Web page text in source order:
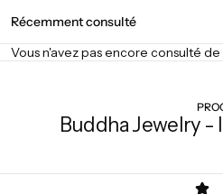
Récemment consulté
Vous n'avez pas encore consulté
Buddha Jewelry -